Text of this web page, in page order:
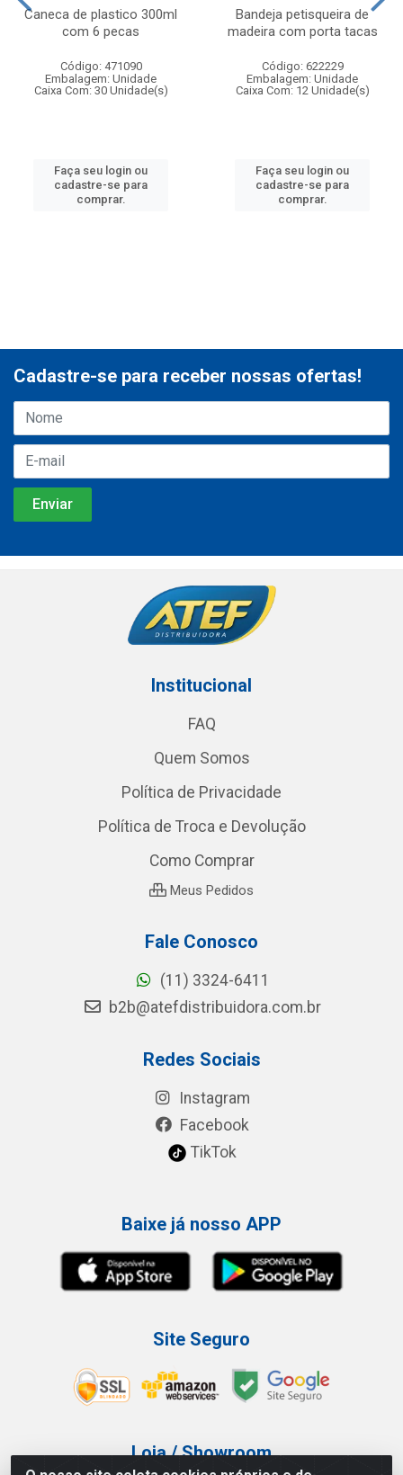
Caneca de plastico 300ml
com 6 pecas
Código: 471090
Embalagem: Unidade
Caixa Com: 30 Unidade(s)
Faça seu login ou
cadastre-se para
comprar.
Bandeja petisqueira de
madeira com porta tacas
Código: 622229
Embalagem: Unidade
Caixa Com: 12 Unidade(s)
Faça seu login ou
cadastre-se para
comprar.
Cadastre-se para receber nossas ofertas!
Institucional
FAQ
Quem Somos
Política de Privacidade
Política de Troca e Devolução
Como Comprar
Meus Pedidos
Fale Conosco
(11) 3324-6411
b2b@atefdistribuidora.com.br
Redes Sociais
Instagram
Facebook
TikTok
Baixe já nosso APP
Site Seguro
Loja / Showroom